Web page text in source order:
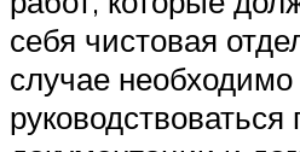
себя чистовая
случае необходимо
руководствоваться